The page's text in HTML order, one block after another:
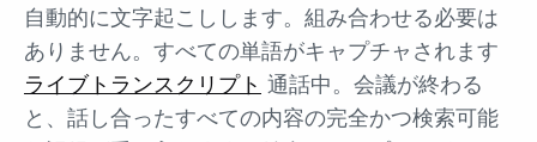
自動的に文字起こしします。組み合わせる必要は
ありません。すべての単語がキャプチャされます
ライブトランスクリプト 通話中。会議が終わる
と、話し合ったすべての内容の完全かつ検索可能